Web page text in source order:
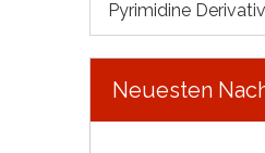
Pyrimidine
Neuesten